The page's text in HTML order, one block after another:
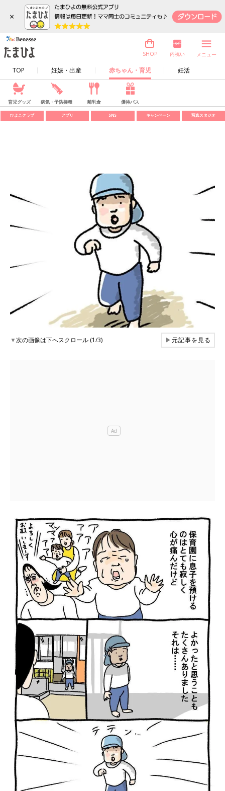
×
TOP 妊娠・出産 赤ちゃん・育児 妊活
SHOP 内祝い メニュー
育児グッズ 病気・予防接種 離乳食 優待パス
ひよこクラブ アプリ SNS キャンペーン 写真スタジオ
▼次の画像は下へスクロール (1/3) ▶元記事を見る